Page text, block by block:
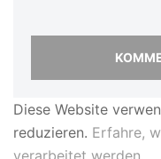
Diese Website
reduzieren. Erfahre,